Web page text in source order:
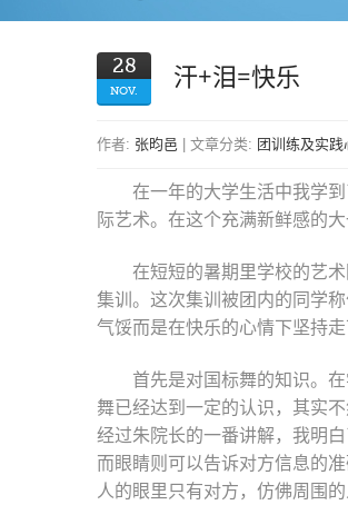
28
NOV. 汗+泪=快乐
作者: 张昀邑 | 文章分类: 团训练及实践
在一年的大学生活中我学
际艺术。在这个充满新鲜感的
在短短的暑期里学校的艺
集训。这次集训被团内的同学
气馁而是在快乐的心情下坚持
首先是对国标舞的知识。
舞已经达到一定的认识，其实
经过朱院长的一番讲解，我明
而眼睛则可以告诉对方信息的
人的眼里只有对方，仿佛周围